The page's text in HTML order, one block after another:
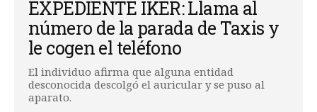
EXPEDIENTE IKER: Llama al
número de la parada de Taxis y
le cogen el teléfono
El individuo afirma que alguna entidad
desconocida descolgó el auricular y se puso al
aparato.